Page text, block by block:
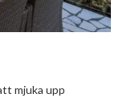
mjuka upp